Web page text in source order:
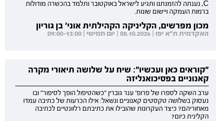
C, נענתה להזמנתנו ותגיע לישראל באוקטובר ותלמד בהכשרה מודולות
ברמות העמקה ויישום שונות.
מכון מפרשים, הקליניקה הקהילתית אוני' בן גוריון
האקדמית ת"א יפו | 08.10.2026 | יום חמישי | 09:00-13:00
"קוראים כאן ועכשיו": שיח על שלושה תיאורי מקרה
קאנוניים בפסיכואנליזה
ערב השקה לספרו של פרופ' ענר גוברין "כשהטיפול הופך לסיפור" ובו
נעסוק בשלושה טקסטים קאנוניים ונשאל: אילו הכרעות של כתיבה עמדו
מאחוריהם? כיצד העקרונות שהובילו את כתיבתם רלוונטיים לכתיבה
הקלינית כיום?